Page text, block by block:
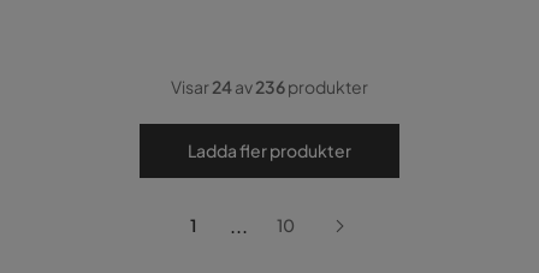
Visar24av236produkter
Ladda fler produkter
1 ... 10